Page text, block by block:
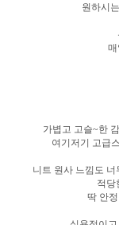
원하시
매
가볍고 고슬~한
여기저기 고급
니트 원사 느낌도
적당
딱 안